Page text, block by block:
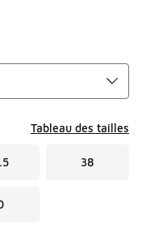
Tableau des tailles
38